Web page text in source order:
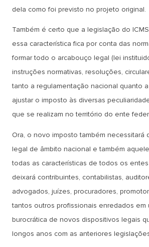
dela como foi previsto no projeto original.
Também é certo que a legislação do
essa característica fica por conta das
formar todo o arcabouço legal (lei
instruções normativas, resoluções,
tanto a regulamentação nacional quanto
ajustar o imposto às diversas
que se realizam no território do ente
Ora, o novo imposto também necessitará
legal de âmbito nacional e também
todas as características de todos os
deixará contribuintes, contabilistas,
advogados, juízes, procuradores,
tantos outros profissionais enredados em
burocrática de novos dispositivos legais
longos anos com as anteriores